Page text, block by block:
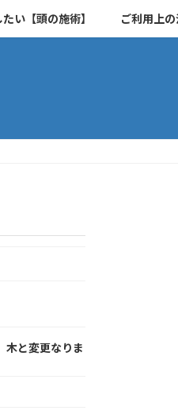
い【頭の施術】 ご利用上
木と変更なりま